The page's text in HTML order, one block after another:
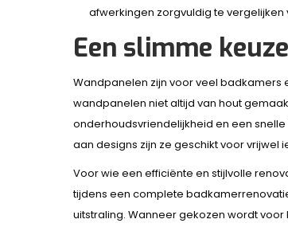
afwerkingen zorgvuldig te
Een slimme
Wandpanelen zijn voor veel badkamers
wandpanelen niet altijd van hout
onderhoudsvriendelijkheid en een
aan designs zijn ze geschikt voor vrijwel
Voor wie een efficiënte en stijlvolle
tijdens een complete
uitstraling. Wanneer gekozen wordt